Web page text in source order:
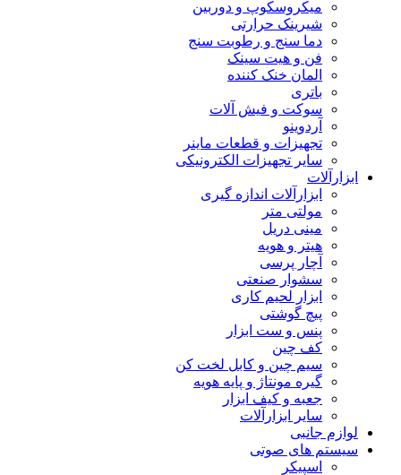
میکروسکوپ و دوربین
شیرینک حرارتی
دما سنج و رطوبت سنج
فن و هیت سینک
المان خنک کننده
باتری
سوکت و فیش آلات
آردوینو
تجهیزات و قطعات ماینر
سایر تجهیزات الکترونیکی
ابزارآلات
ابزارآلات اندازه گیری
مولتی متر
مینی دریل
هیتر و هویه
آچار پرسی
سشوار صنعتی
ابزار لحیم کاری
پیچ گوشتی
پنس و ست ابزار
کف چین
سیم چین و کابل لخت کن
گیره مونتاژ و پایه هویه
جعبه و کیف ابزار
سایر ابزارآلات
لوازم جانبی
سیستم های صوتی
اسپیکر